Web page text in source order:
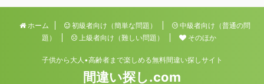
ホーム 初級者向け（簡単な問題）
中級者向け（普通の問
題）
上級者向け（難しい問題） そのほか
子供から大人•高齢者まで楽しめる無料間違い探しサイト
間違い探し.com